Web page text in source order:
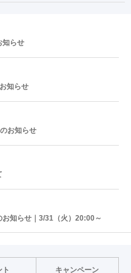
知らせ
知らせ
お知らせ
知らせ｜3/31（火）20:00～
ト キャンペーン